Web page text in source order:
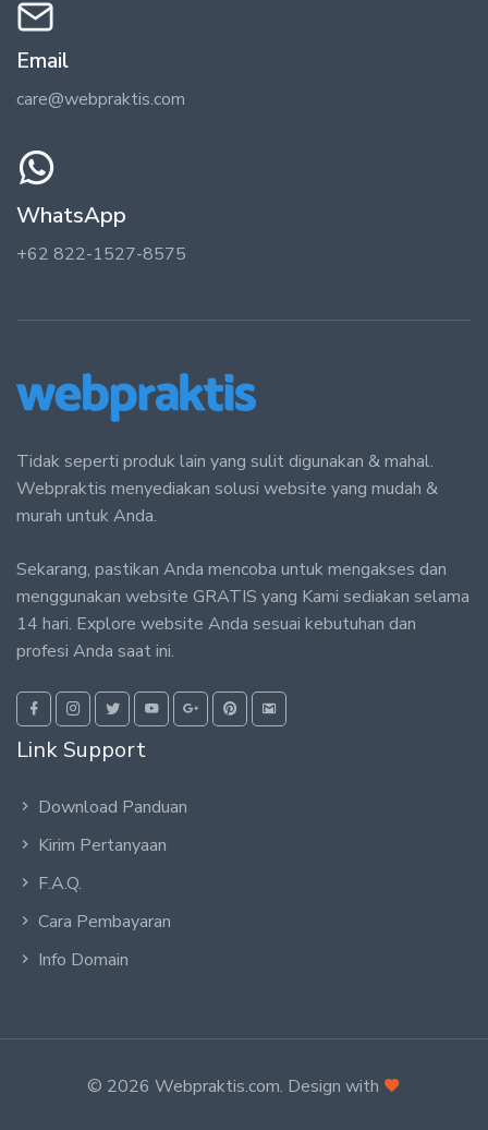
Email
care@webpraktis.com
WhatsApp
+62 822-1527-8575
Tidak seperti produk lain yang sulit digunakan & mahal.
Webpraktis menyediakan solusi website yang mudah &
murah untuk Anda.
Sekarang, pastikan Anda mencoba untuk mengakses dan
menggunakan website GRATIS yang Kami sediakan selama
14 hari. Explore website Anda sesuai kebutuhan dan
profesi Anda saat ini.
Link Support
Download Panduan
Kirim Pertanyaan
F.A.Q.
Cara Pembayaran
Info Domain
© 2026 Webpraktis.com. Design with